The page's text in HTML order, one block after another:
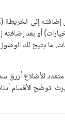
إلى الخريطة (من
أو بعد إضافته إلى
يتيح لك الوصول
الأضلاع أزرق
الأقسام أدناه